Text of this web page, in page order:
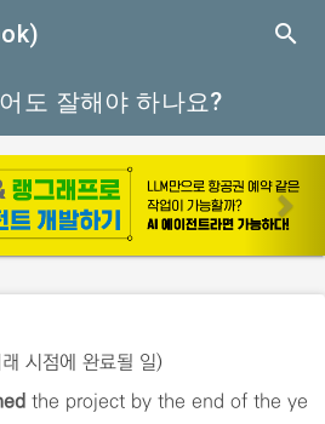
close
search
도 잘해야 하나요?
e
x
시점에 완료될 일)
the project by the end of the ye